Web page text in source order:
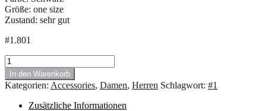
Größe: one size
Zustand: sehr gut
#1.801
1.1801
Mütze
von
Karl
Lagerfeld
In den Warenkorb
Kategorien: Accessories, Damen, Herren Schlagwort: #1
Zusätzliche Informationen